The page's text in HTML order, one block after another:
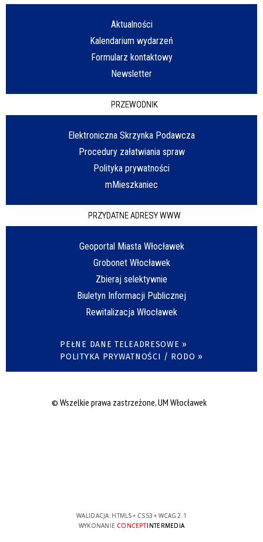
Aktualności
Kalendarium wydarzeń
Formularz kontaktowy
Newsletter
PRZEWODNIK
Elektroniczna Skrzynka Podawcza
Procedury załatwiania spraw
Polityka prywatności
mMieszkaniec
PRZYDATNE ADRESY WWW
Geoportal Miasta Włocławek
Grobonet Włocławek
Zbieraj selektywnie
Biuletyn Informacji Publicznej
Rewitalizacja Włocławek
PEŁNE DANE TELEADRESOWE »
POLITYKA PRYWATNOŚCI / RODO »
© Wszelkie prawa zastrzeżone, UM Włocławek
WALIDACJA: HTML5+ CSS3 + WCAG 2.1
WYKONANIE CONCEPTINTERMEDIA